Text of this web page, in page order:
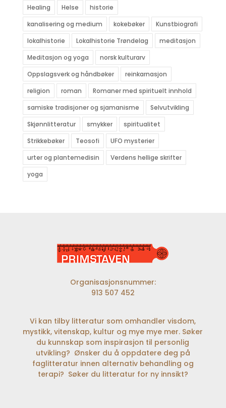
Healing
Helse
historie
kanalisering og medium
kokebøker
Kunstbiografi
lokalhistorie
Lokalhistorie Trøndelag
meditasjon
Meditasjon og yoga
norsk kulturarv
Oppslagsverk og håndbøker
reinkarnasjon
religion
roman
Romaner med spirituelt innhold
samiske tradisjoner og sjamanisme
Selvutvikling
Skjønnlitteratur
smykker
spiritualitet
Strikkebøker
Teosofi
UFO mysterier
urter og plantemedisin
Verdens hellige skrifter
yoga
Organisasjonsnummer:
913 507 452
Vi kan tilby litteratur som omhandler visdom,
mystikk, vitenskap, kultur og mye mye mer. Søker
du kunnskap som inspirasjon til personlig
utvikling? Ønsker du å oppdatere deg på
faglitteratur innen alternativ behandling og
terapi? Søker du litteratur for ny innsikt?